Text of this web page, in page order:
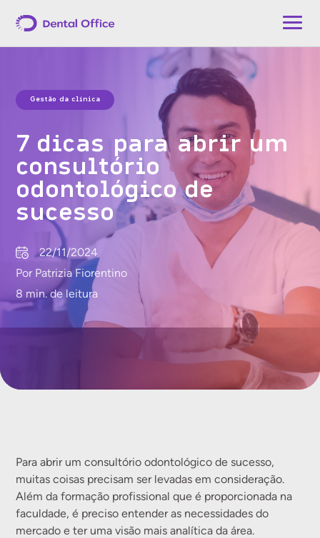
Gestão da clínica
7 dicas para abrir um
consultório
odontológico de
sucesso
22/11/2024
Por Patrizia Fiorentino
8 min. de leitura
Para abrir um consultório odontológico de sucesso,
muitas coisas precisam ser levadas em consideração.
Além da formação profissional que é proporcionada na
faculdade, é preciso entender as necessidades do
mercado e ter uma visão mais analítica da área.